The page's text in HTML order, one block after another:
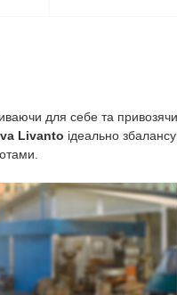
для себе та
Livanto ідеально